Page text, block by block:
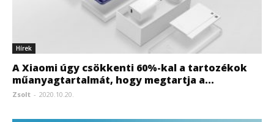
Hírek
A Xiaomi úgy csökkenti 60%-kal a tartozékok
műanyagtartalmát, hogy megtartja a...
Zsolt - 2020.10.20.